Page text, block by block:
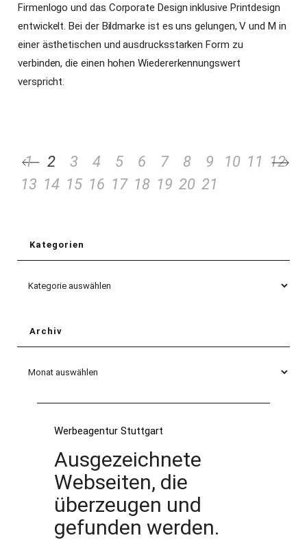
Firmenlogo und das Corporate Design inklusive Printdesign
entwickelt.Bei der Bildmarke ist es uns gelungen, V und M in
einer ästhetischen und ausdrucksstarken Form zu
verbinden, die einen hohen Wiedererkennungswert
verspricht.
1 2 3 4 5 6 7 8 9 10 11 12
13 14 15 16 17 18 19 20 21
Kategorien
Archiv
Werbeagentur Stuttgart
Ausgezeichnete
Webseiten, die
überzeugen und
gefunden werden.